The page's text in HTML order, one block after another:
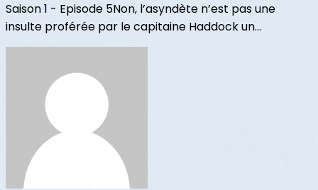
Saison 1 - Episode 5Non, l’asyndète n’est pas une
insulte proférée par le capitaine Haddock un...